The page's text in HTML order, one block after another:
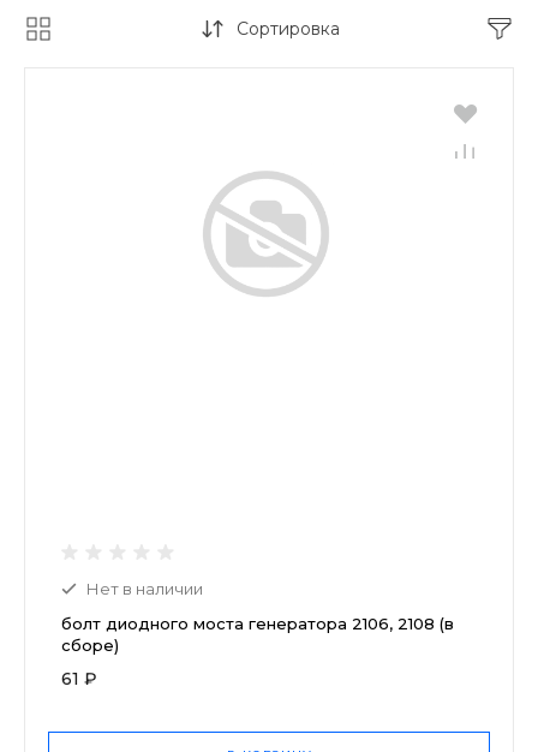
Сортировка
Нет в наличии
болт диодного моста генератора 2106, 2108 (в
сборе)
61 ₽